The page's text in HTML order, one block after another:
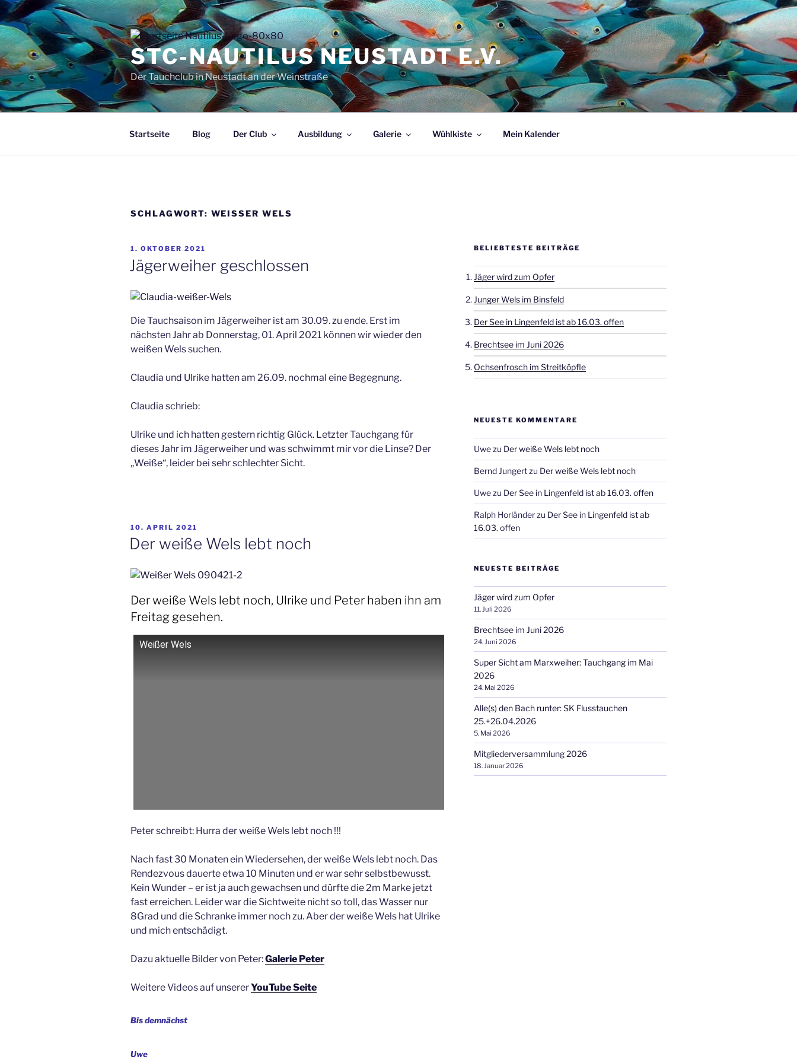
Zum
Inhalt
springen
STC-NAUTILUS NEUSTADT E.V.
Der Tauchclub in Neustadt an der Weinstraße
Startseite Blog Der Club Ausbildung Galerie Wühlkiste Mein Kalender
SCHLAGWORT: WEISSER WELS
VERÖFFENTLICHT
AM
1. OKTOBER 2021
Jägerweiher geschlossen
Die Tauchsaison im Jägerweiher ist am 30.09. zu ende. Erst im
nächsten Jahr ab Donnerstag, 01. April 2021 können wir wieder den
weißen Wels suchen.
Claudia und Ulrike hatten am 26.09. nochmal eine Begegnung.
Claudia schrieb:
Ulrike und ich hatten gestern richtig Glück. Letzter Tauchgang für
dieses Jahr im Jägerweiher und was schwimmt mir vor die Linse? Der
„Weiße“, leider bei sehr schlechter Sicht.
VERÖFFENTLICHT
AM
10. APRIL 2021
Der weiße Wels lebt noch
Der weiße Wels lebt noch, Ulrike und Peter haben ihn am
Freitag gesehen.
Weißer Wels
Peter schreibt: Hurra der weiße Wels lebt noch !!!
Nach fast 30 Monaten ein Wiedersehen, der weiße Wels lebt noch. Das
Rendezvous dauerte etwa 10 Minuten und er war sehr selbstbewusst.
Kein Wunder – er ist ja auch gewachsen und dürfte die 2m Marke jetzt
fast erreichen. Leider war die Sichtweite nicht so toll, das Wasser nur
8Grad und die Schranke immer noch zu. Aber der weiße Wels hat Ulrike
und mich entschädigt.
Dazu aktuelle Bilder von Peter:Galerie Peter
Weitere Videos auf unsererYouTube Seite
Bis demnächst
Uwe
BELIEBTESTE BEITRÄGE
Jäger wird zum Opfer
Junger Wels im Binsfeld
Der See in Lingenfeld ist ab 16.03. offen
Brechtsee im Juni 2026
Ochsenfrosch im Streitköpfle
NEUESTE KOMMENTARE
Uwezu Der weiße Wels lebt noch
Bernd Jungertzu Der weiße Wels lebt noch
Uwezu Der See in Lingenfeld ist ab 16.03. offen
Ralph Horländerzu Der See in Lingenfeld ist ab
16.03. offen
NEUESTE BEITRÄGE
Jäger wird zum Opfer
11. Juli 2026
Brechtsee im Juni 2026
24. Juni 2026
Super Sicht am Marxweiher: Tauchgang im Mai
2026
24. Mai 2026
Alle(s) den Bach runter: SK Flusstauchen
25.+26.04.2026
5. Mai 2026
Mitgliederversammlung 2026
18. Januar 2026